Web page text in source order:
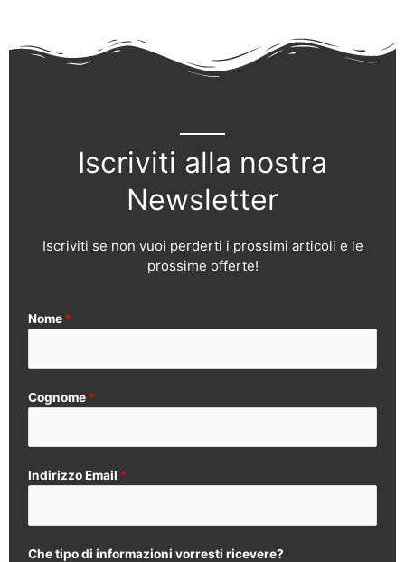
Iscriviti alla nostra
Newsletter
Iscriviti se non vuoi perderti i prossimi articoli e le
prossime offerte!
Nome *
Cognome *
Indirizzo Email *
Che tipo di informazioni vorresti ricevere?